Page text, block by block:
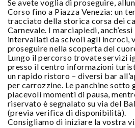
Se avete voglia di proseguire,
Corso fino a Piazza Venezia: un
tracciato della storica corsa dei
Carnevale. I marciapiedi,
intervallati da scivoli agli incroci,
proseguire nella scoperta del
Lungo il percorso trovate servizi
presso il centro informazioni
un rapido ristoro – diversi bar
per carrozzine. Le panchine
piacevoli momenti di pausa,
riservato è segnalato su via del
(previa verifica di disponibilità).
Consigliamo di iniziare la vostra